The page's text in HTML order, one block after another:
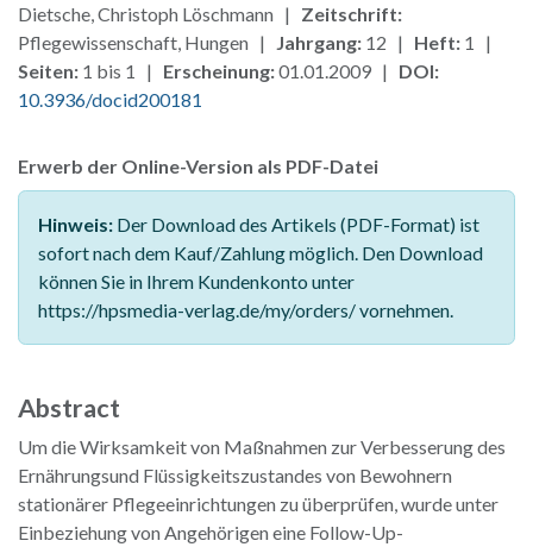
Dietsche, Christoph Löschmann | Zeitschrift:
Pflegewissenschaft, Hungen | Jahrgang: 12 | Heft: 1 |
Seiten: 1 bis 1 | Erscheinung:01.01.2009 | DOI:
10.3936/docid200181
Erwerb der Online-Version als PDF-Datei
Hinweis: Der Download des Artikels (PDF-Format) ist
sofort nach dem Kauf/Zahlung möglich. Den Download
können Sie in Ihrem Kundenkonto unter
https://hpsmedia-verlag.de/my/orders/ vornehmen.
Abstract
Um die Wirksamkeit von Maßnahmen zur Verbesserung des
Ernährungsund Flüssigkeitszustandes von Bewohnern
stationärer Pflegeeinrichtungen zu überprüfen, wurde unter
Einbeziehung von Angehörigen eine Follow-Up-